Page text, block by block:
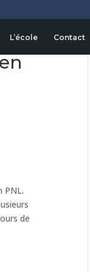
L’école Contact
PNL.
de